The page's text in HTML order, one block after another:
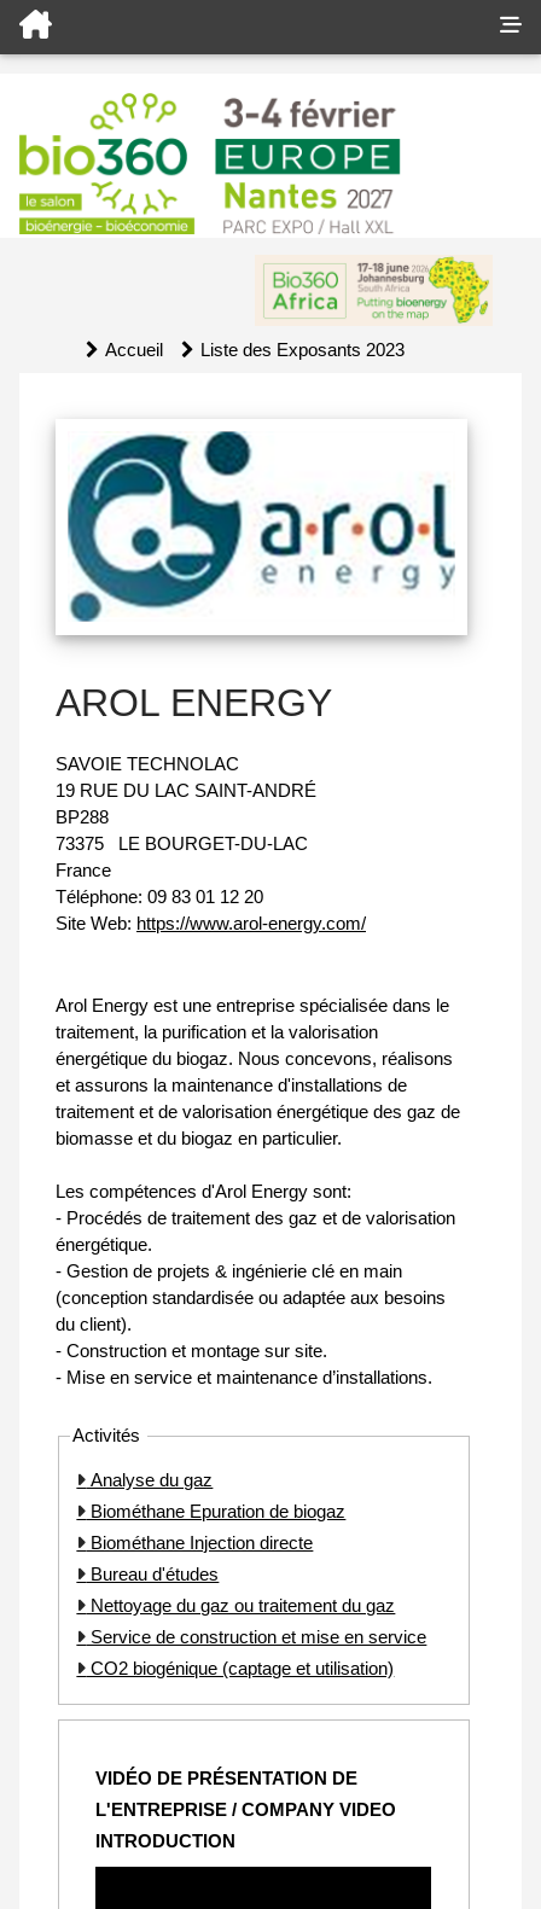
Accueil Liste des Exposants 2023
AROL ENERGY
SAVOIE TECHNOLAC
19 RUE DU LAC SAINT-ANDRÉ
BP288
73375
LE BOURGET-DU-LAC
France
Téléphone: 09 83 01 12 20
Site Web: https://www.arol-energy.com/
Arol Energy est une entreprise spécialisée dans le
traitement, la purification et la valorisation
énergétique du biogaz. Nous concevons, réalisons
et assurons la maintenance d'installations de
traitement et de valorisation énergétique des gaz de
biomasse et du biogaz en particulier.
Les compétences d'Arol Energy sont:
- Procédés de traitement des gaz et de valorisation
énergétique.
- Gestion de projets & ingénierie clé en main
(conception standardisée ou adaptée aux besoins
du client).
- Construction et montage sur site.
- Mise en service et maintenance d’installations.
Activités
Analyse du gaz
Biométhane Epuration de biogaz
Biométhane Injection directe
Bureau d'études
Nettoyage du gaz ou traitement du gaz
Service de construction et mise en service
CO2 biogénique (captage et utilisation)
VIDÉO DE PRÉSENTATION DE
L'ENTREPRISE / COMPANY VIDEO
INTRODUCTION